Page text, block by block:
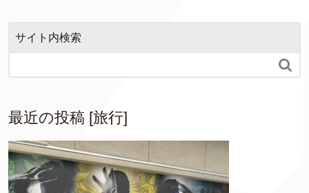
サイト内検索

最近の投稿 [旅行]